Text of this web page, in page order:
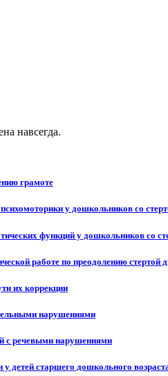
навсегда.
грамоте
у дошкольников со
функций у дошкольников со
работе по преодолению стертой
их коррекции
нарушениями
с речевыми нарушениями
детей старшего дошкольного